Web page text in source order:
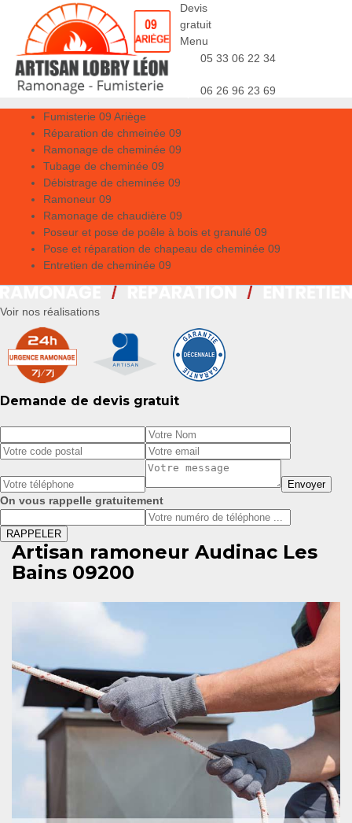
Devis
gratuit
Menu
05 33 06 22 34
06 26 96 23 69
Fumisterie 09 Ariège
Réparation de chmeinée 09
Ramonage de cheminée 09
Tubage de cheminée 09
Débistrage de cheminée 09
Ramoneur 09
Ramonage de chaudière 09
Poseur et pose de poêle à bois et granulé 09
Pose et réparation de chapeau de cheminée 09
Entretien de cheminée 09
Voir nos réalisations
Demande de devis gratuit
On vous rappelle gratuitement
Artisan ramoneur Audinac Les
Bains 09200